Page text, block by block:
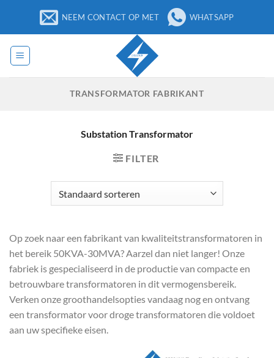
inhoud
NEEM CONTACT OP MET WHATSAPP
TRANSFORMATOR FABRIKANT
Substation Transformator
FILTER
Op zoek naar een fabrikant van kwaliteitstransformatoren in
het bereik 50KVA-30MVA? Aarzel dan niet langer! Onze
fabriek is gespecialiseerd in de productie van compacte en
betrouwbare transformatoren in dit vermogensbereik.
Verken onze groothandelsopties vandaag nog en ontvang
een transformator voor droge transformatoren die voldoet
aan uw specifieke eisen.